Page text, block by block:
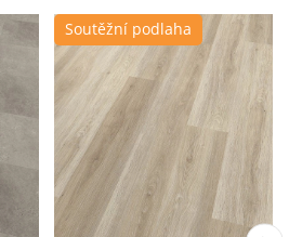
Soutěžní podlaha